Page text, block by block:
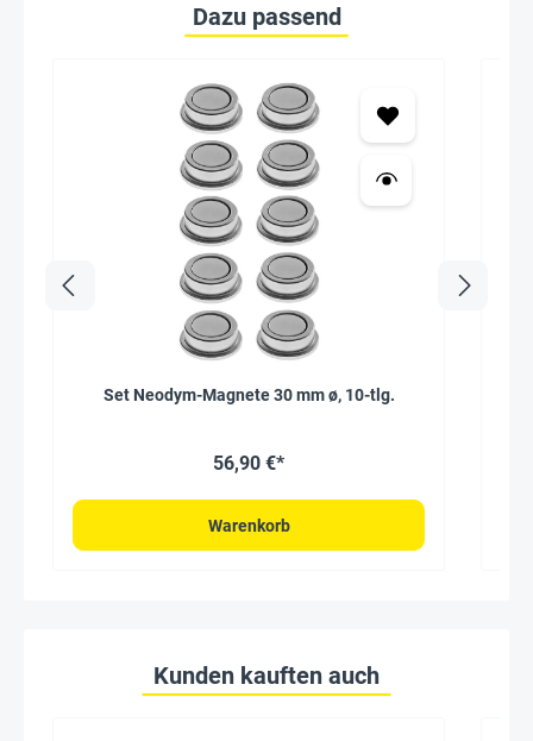
Dazu passend
Set Neodym-Magnete 30 mm ø, 10-tlg.
56,90 €*
Warenkorb
Kunden kauften auch